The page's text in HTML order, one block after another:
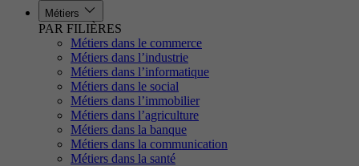
Métiers
PAR FILIÈRES
Métiers dans le commerce
Métiers dans l’industrie
Métiers dans l’informatique
Métiers dans le social
Métiers dans l’immobilier
Métiers dans l’agriculture
Métiers dans la banque
Métiers dans la communication
Métiers dans la santé